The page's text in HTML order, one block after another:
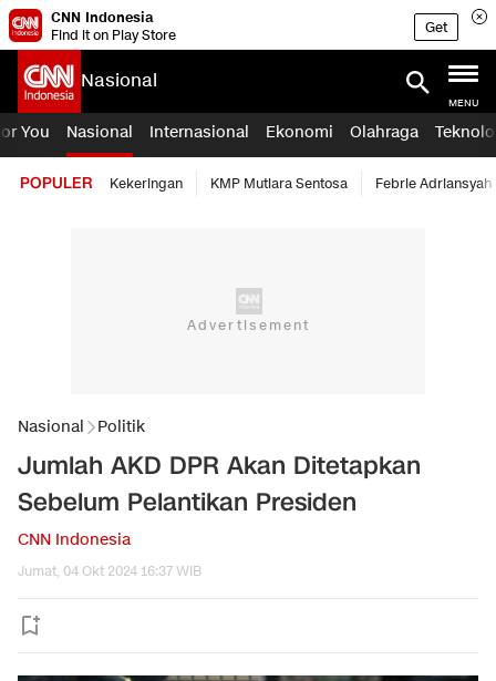
CNN Indonesia
Find it on Play Store
Get
Nasional
MENU
You Nasional Internasional Ekonomi Olahraga
POPULER Kekeringan KMP Mutiara Sentosa Febrie Adriansyah
Nasional Politik
Jumlah AKD DPR Akan Ditetapkan
Sebelum Pelantikan Presiden
CNN Indonesia
Jumat, 04 Okt 2024 16:37 WIB